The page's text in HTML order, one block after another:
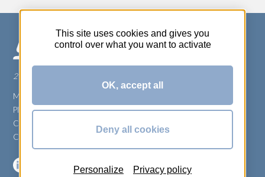
270 Rue Thérèse Planiol - 37310 TAUXIGNY
Mentions légales
Plan du site
Carrière
Conditions générales de vente
This site uses cookies and gives you
control over what you want to activate
OK, accept all
Deny all cookies
Personalize Privacy policy